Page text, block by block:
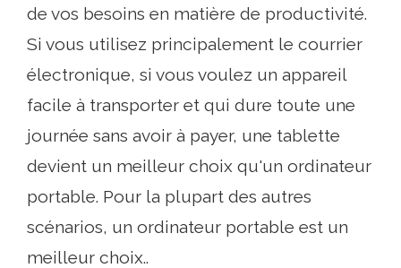
de vos besoins en matière de productivité.
Si vous utilisez principalement le courrier
électronique, si vous voulez un appareil
facile à transporter et qui dure toute une
journée sans avoir à payer, une tablette
devient un meilleur choix qu'un ordinateur
portable. Pour la plupart des autres
scénarios, un ordinateur portable est un
meilleur choix..